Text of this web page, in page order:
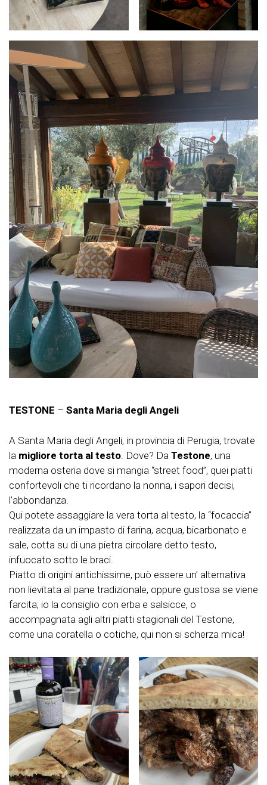
TESTONE – Santa Maria degli Angeli
A Santa Maria degli Angeli, in provincia di Perugia, trovate
la migliore torta al testo . Dove? Da Testone, una
moderna osteria dove si mangia “street food”, quei piatti
confortevoli che ti ricordano la nonna, i sapori decisi,
l’abbondanza.
Qui potete assaggiare la vera torta al testo, la “focaccia”
realizzata da un impasto di farina, acqua, bicarbonato e
sale, cotta su di una pietra circolare detto testo,
infuocato sotto le braci.
Piatto di origini antichissime, può essere un’ alternativa
non lievitata al pane tradizionale, oppure gustosa se viene
farcita; io la consiglio con erba e salsicce, o
accompagnata agli altri piatti stagionali del Testone,
come una coratella o cotiche, qui non si scherza mica!